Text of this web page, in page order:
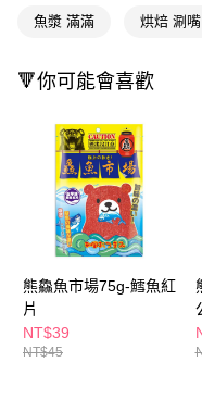
便利好安心！
２．便利：只要手機號碼，簡
３．安心：先確認商品／服務
【「AFTEE先享後付」結帳流
１．於結帳方式選擇「
結帳頁面，進行簡訊認證並確
２．訂單成立數日內，您將
３．收到繳費通知簡訊後14
ATM／網路銀行／等多元方
※ 請注意：結帳手續完成當
後付繳納相關費用。
※ 交易是否成功請以「
是否繳費成功／繳費後需取
客戶支援中心」
https://
全家取貨付款
每筆NT$65，滿NT$390(含
付款後全家取貨
每筆NT$65，滿NT$390(
萊爾富取貨付款
付款後萊爾富取貨
每筆NT$65，滿NT$490(含
魚漿 滿滿 烘焙 涮嘴
🔻你可能會喜歡
熊鱻魚市場75g-鱈魚紅
片
NT$39
NT$45